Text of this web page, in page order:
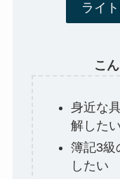
ライ
こ
身近な
解したい
簿記3級
したい